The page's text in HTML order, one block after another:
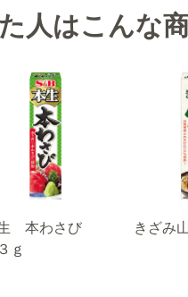
人はこんな
本わさび
ｇ
きざみ